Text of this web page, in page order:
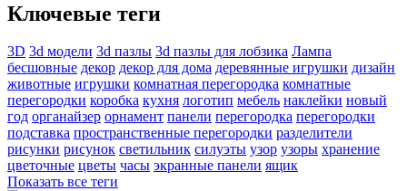
Ключевые теги
3D 3d модели 3d пазлы 3d пазлы для лобзика Лампа
бесшовные декор декор для дома деревянные игрушки дизайн
животные игрушки комнатная перегородка комнатные
перегородки коробка кухня логотип мебель наклейки новый
год органайзер орнамент панели перегородка перегородки
подставка пространственные перегородки разделители
рисунки рисунок светильник силуэты узор узоры хранение
цветочные цветы часы экранные панели ящик
Показать все теги